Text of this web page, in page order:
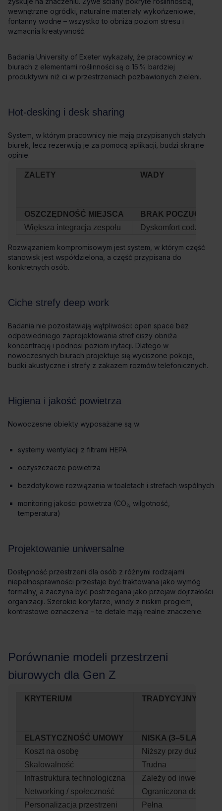
ZALETY WADY
OSZCZĘDNOŚĆ MIEJSCA
BRAK POCZUCIA
Większa integracja zespołu
Dyskomfort
systemy wentylacji z filtrami HEPA
oczyszczacze powietrza
bezdotykowe rozwiązania w toaletach i strefach wspólnych
monitoring jakości powietrza (CO₂, wilgotność,
temperatura)
KRYTERIUM TRADYCYJNY
ELASTYCZNOŚĆ UMOWY
NISKA (3–5 LAT)
Koszt na osobę
Niższy przy dużej skali
Skalowalność
Trudna
Infrastruktura technologiczna
Zależy od inwestycji
Networking / społeczność
Ograniczona do
Personalizacja przestrzeni
Pełna